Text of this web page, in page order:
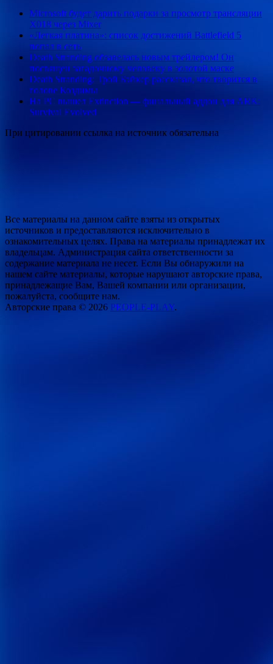
Microsoft будет дарить подарки за просмотр трансляции
X018 через Mixer
«Легкая платина»: список достижений Battlefield 5
попал в сеть
Death Stranding обзавелась новым трейлером! Он
посвящен загадочному человеку в золотой маске
Death Stranding: Трой Бэйкер рассказал, что творится в
голове Коздимы
На PC вышел Extinction — финальный аддон для ARK:
Survival Evolved
При цитировании ссылка на источник обязательна
Все материалы на данном сайте взяты из открытых
источников и предоставляются исключительно в
ознакомительных целях. Права на материалы принадлежат их
владельцам. Администрация сайта ответственности за
содержание материала не несет. Если Вы обнаружили на
нашем сайте материалы, которые нарушают авторские права,
принадлежащие Вам, Вашей компании или организации,
пожалуйста, сообщите нам.
Авторские права © 2026 PEOPLE-PLAY.